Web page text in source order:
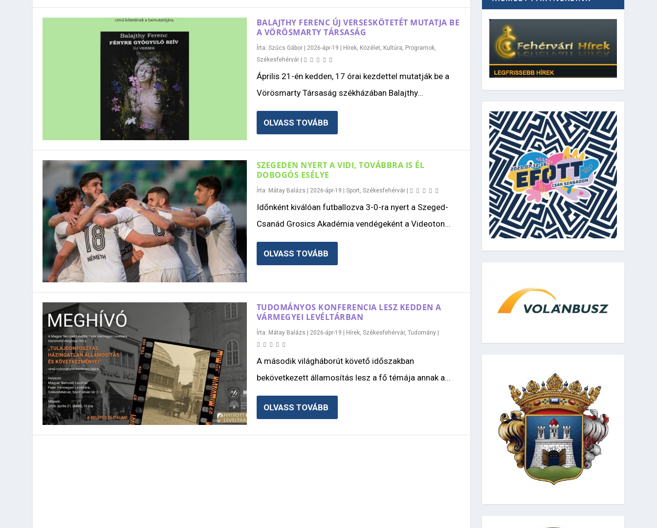
BALAJTHY FERENC ÚJ VERSESKÖTETÉT MUTATJA BE
A VÖRÖSMARTY TÁRSASÁG
Írta: Szűcs Gábor| 2026-ápr-19 Hírek, Közélet, Kultúra, Programok,
Székesfehérvár|
Április 21-én kedden, 17 órai kezdettel mutatják be a
Vörösmarty Társaság székházában Balajthy...
OLVASS TOVÁBB
SZEGEDEN NYERT A VIDI, TOVÁBBRA IS ÉL
DOBOGÓS ESÉLYE
Írta: Mátay Balázs | 2026-ápr-19 | Sport, Székesfehérvár|
Időnként kiválóan futballozva 3-0-ra nyert a Szeged-
Csanád Grosics Akadémia vendégeként a Videoton...
OLVASS TOVÁBB
TUDOMÁNYOS KONFERENCIA LESZ KEDDEN A
VÁRMEGYEI LEVÉLTÁRBAN
Írta: Mátay Balázs 2026-ápr-19 Hírek, Székesfehérvár, Tudomány|
A második világháborút követő időszakban
bekövetkezett államosítás lesz a fő témája annak a...
OLVASS TOVÁBB